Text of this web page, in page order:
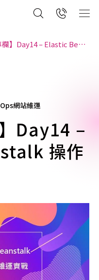
– Elastic Beanstalk 操作說明(11)
網站維運
Day14 –
操作